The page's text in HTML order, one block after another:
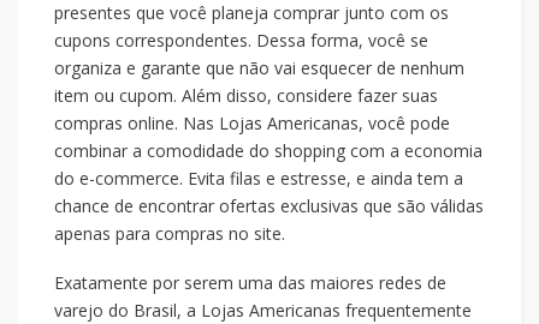
presentes que você planeja comprar junto com os
cupons correspondentes. Dessa forma, você se
organiza e garante que não vai esquecer de nenhum
item ou cupom. Além disso, considere fazer suas
compras online. Nas Lojas Americanas, você pode
combinar a comodidade do shopping com a economia
do e-commerce. Evita filas e estresse, e ainda tem a
chance de encontrar ofertas exclusivas que são válidas
apenas para compras no site.
Exatamente por serem uma das maiores redes de
varejo do Brasil, a Lojas Americanas frequentemente